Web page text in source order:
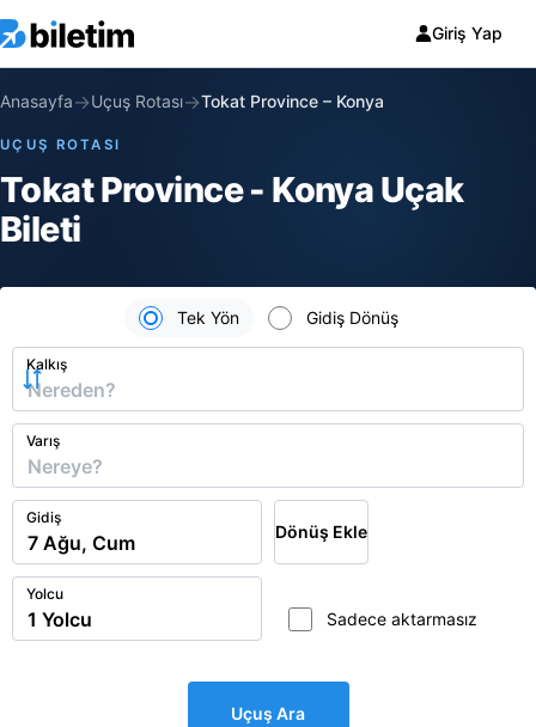
Giriş Yap
Anasayfa→Uçuş Rotası→Tokat Province – Konya
UÇUŞ ROTASI
Tokat Province - Konya Uçak
Bileti
Tek Yön Gidiş Dönüş
Kalkış
Varış
Gidiş
Dönüş Ekle
Yolcu
Sadece aktarmasız
Uçuş Ara